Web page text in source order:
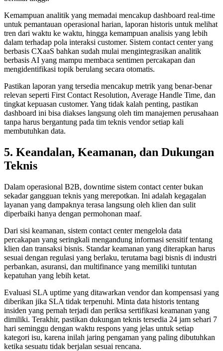
Kemampuan analitik yang memadai mencakup dashboard real-time
untuk pemantauan operasional harian, laporan historis untuk melihat
tren dari waktu ke waktu, hingga kemampuan analisis yang lebih
dalam terhadap pola interaksi customer. Sistem contact center yang
berbasis CXaaS bahkan sudah mulai mengintegrasikan analitik
berbasis AI yang mampu membaca sentimen percakapan dan
mengidentifikasi topik berulang secara otomatis.
Pastikan laporan yang tersedia mencakup metrik yang benar-benar
relevan seperti First Contact Resolution, Average Handle Time, dan
tingkat kepuasan customer. Yang tidak kalah penting, pastikan
dashboard ini bisa diakses langsung oleh tim manajemen perusahaan
tanpa harus bergantung pada tim teknis vendor setiap kali
membutuhkan data.
5. Keandalan, Keamanan, dan Dukungan
Teknis
Dalam operasional B2B, downtime sistem contact center bukan
sekadar gangguan teknis yang merepotkan. Ini adalah kegagalan
layanan yang dampaknya terasa langsung oleh klien dan sulit
diperbaiki hanya dengan permohonan maaf.
Dari sisi keamanan, sistem contact center mengelola data
percakapan yang seringkali mengandung informasi sensitif tentang
klien dan transaksi bisnis. Standar keamanan yang diterapkan harus
sesuai dengan regulasi yang berlaku, terutama bagi bisnis di industri
perbankan, asuransi, dan multifinance yang memiliki tuntutan
kepatuhan yang lebih ketat.
Evaluasi SLA uptime yang ditawarkan vendor dan kompensasi yang
diberikan jika SLA tidak terpenuhi. Minta data historis tentang
insiden yang pernah terjadi dan periksa sertifikasi keamanan yang
dimiliki. Terakhir, pastikan dukungan teknis tersedia 24 jam sehari 7
hari seminggu dengan waktu respons yang jelas untuk setiap
kategori isu, karena inilah jaring pengaman yang paling dibutuhkan
ketika sesuatu tidak berjalan sesuai rencana.